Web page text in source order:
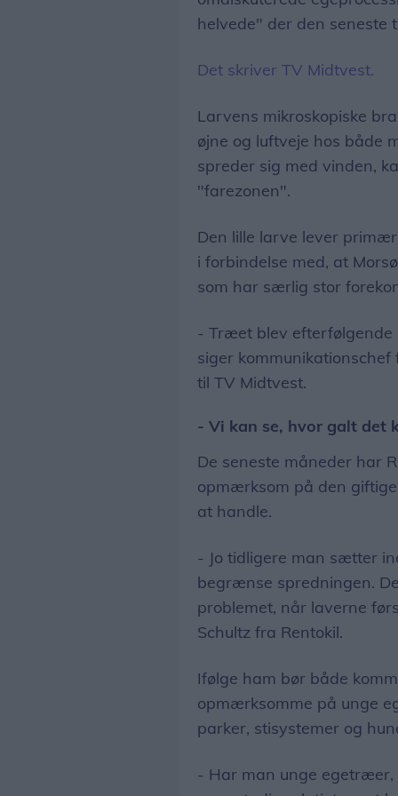
helvede" der den seneste
Det skriver TV Midtvest.
Larvens mikroskopiske
øjne og luftveje hos både
spreder sig med vinden,
"farezonen".
Den lille larve lever
i forbindelse med, at
som har særlig stor
- Træet blev
siger kommunikationschef
til TV Midtvest.
- Vi kan se, hvor galt det
De seneste måneder har
opmærksom på den
at handle.
- Jo tidligere man sætter
begrænse spredningen.
problemet, når laverne
Schultz fra Rentokil.
Ifølge ham bør både
opmærksomme på unge
parker, stisystemer og
- Har man unge